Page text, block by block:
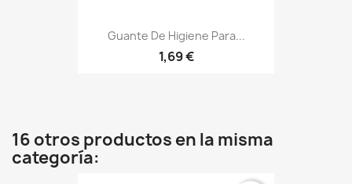
Guante De Higiene Para...
1,69 €
16 otros productos en la misma
categoría: